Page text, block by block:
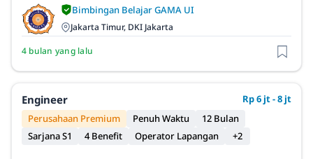
Bimbingan Belajar GAMA UI
Jakarta Timur, DKI Jakarta
4 bulan yang lalu
Engineer
Rp 6 jt - 8 jt
Perusahaan Premium
Penuh Waktu
12 Bulan
Sarjana S1
4 Benefit Operator Lapangan +2